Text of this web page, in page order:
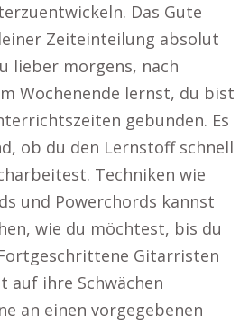
Das Gute
Zeiteinteilung absolut
lieber morgens, nach
Wochenende lernst, du bist
gebunden. Es
ob du den Lernstoff schnell
Techniken wie
und Powerchords kannst
wie du möchtest, bis du
Gitarristen
auf ihre Schwächen
an einen vorgegebenen